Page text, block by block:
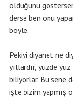
olduğunu
derse ben onu
böyle.
Pekiyi diyanet ne
yıllardır, yüzde
biliyorlar. Bu sene
işte bizim yapmış